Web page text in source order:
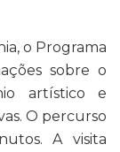
o Programa
sobre o
artístico e
O percurso
A visita